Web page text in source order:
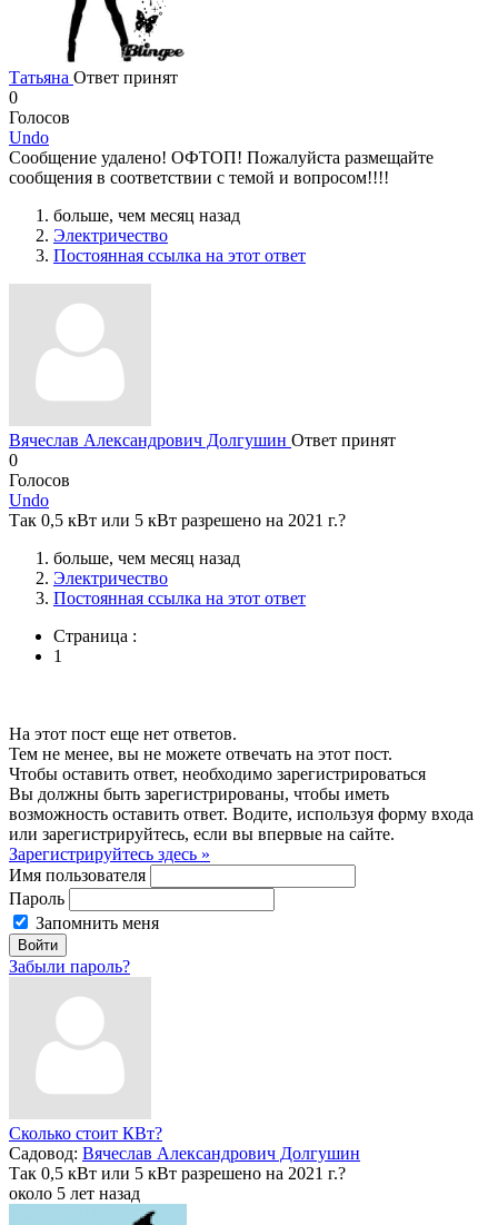
Татьяна Ответ принят
0
Голосов
Undo
Сообщение удалено! ОФТОП! Пожалуйста размещайте
сообщения в соответствии с темой и вопросом!!!!
больше, чем месяц назад
Электричество
Постоянная ссылка на этот ответ
Вячеслав Александрович Долгушин Ответ принят
0
Голосов
Undo
Так 0,5 кВт или 5 кВт разрешено на 2021 г.?
больше, чем месяц назад
Электричество
Постоянная ссылка на этот ответ
Страница :
1
На этот пост еще нет ответов.
Тем не менее, вы не можете отвечать на этот пост.
Чтобы оставить ответ, необходимо зарегистрироваться
Вы должны быть зарегистрированы, чтобы иметь
возможность оставить ответ. Водите, используя форму входа
или зарегистрируйтесь, если вы впервые на сайте.
Зарегистрируйтесь здесь »
Имя пользователя
Пароль
Запомнить меня
Забыли пароль?
Сколько стоит КВт?
Садовод: Вячеслав Александрович Долгушин
Так 0,5 кВт или 5 кВт разрешено на 2021 г.?
около 5 лет назад